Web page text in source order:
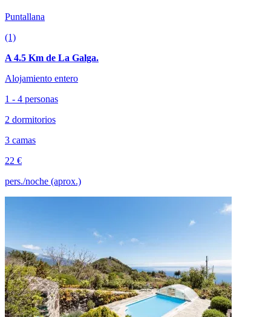
Puntallana
(1)
A 4.5 Km de La Galga.
Alojamiento entero
1 - 4 personas
2 dormitorios
3 camas
22 €
pers./noche (aprox.)